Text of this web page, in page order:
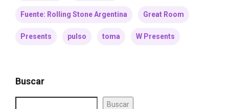
Fuente: Rolling Stone Argentina Great Room
Presents pulso toma W Presents
Buscar
Buscar